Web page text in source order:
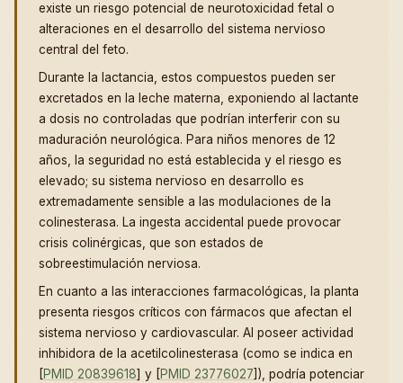
existe un riesgo potencial de neurotoxicidad fetal o
alteraciones en el desarrollo del sistema nervioso
central del feto.
Durante la lactancia, estos compuestos pueden ser
excretados en la leche materna, exponiendo al lactante
a dosis no controladas que podrían interferir con su
maduración neurológica. Para niños menores de 12
años, la seguridad no está establecida y el riesgo es
elevado; su sistema nervioso en desarrollo es
extremadamente sensible a las modulaciones de la
colinesterasa. La ingesta accidental puede provocar
crisis colinérgicas, que son estados de
sobreestimulación nerviosa.
En cuanto a las interacciones farmacológicas, la planta
presenta riesgos críticos con fármacos que afectan el
sistema nervioso y cardiovascular. Al poseer actividad
inhibidora de la acetilcolinesterasa (como se indica en
[PMID 20839618] y [PMID 23776027]), podría potenciar